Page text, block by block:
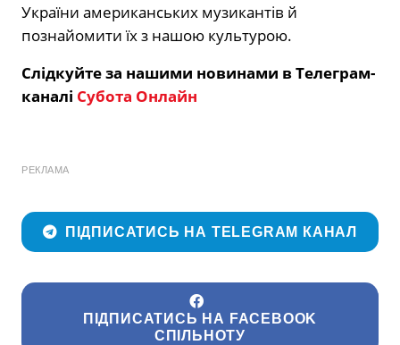
України американських музикантів й
познайомити їх з нашою культурою.
Слідкуйте за нашими новинами в Телеграм-
каналі Субота Онлайн
РЕКЛАМА
ПІДПИСАТИСЬ НА TELEGRAM КАНАЛ
ПІДПИСАТИСЬ НА FACEBOOK
СПІЛЬНОТУ